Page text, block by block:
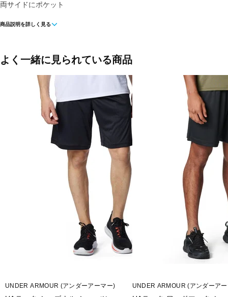
両サイドにポケット
■カラー(メーカー表記)：
■生産国：カンボジア
■2025 Spring＆Summer モデル
■メーカー型番：6003618
商品説明を詳しく見る
よく一緒に見られている商品
UNDER ARMOUR (アンダーアーマー) UNDER ARMOUR (アンダーア